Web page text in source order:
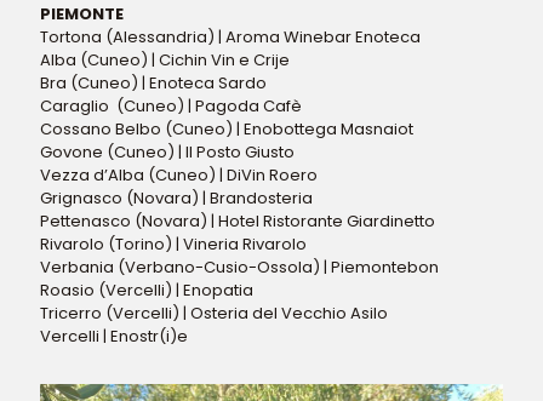
PIEMONTE
Tortona (Alessandria) | Aroma Winebar Enoteca
Alba (Cuneo) | Cichin Vin e Crije
Bra (Cuneo) | Enoteca Sardo
Caraglio (Cuneo) | Pagoda Cafè
Cossano Belbo (Cuneo) | Enobottega Masnaiot
Govone (Cuneo) | Il Posto Giusto
Vezza d’Alba (Cuneo) | DiVin Roero
Grignasco (Novara) | Brandosteria
Pettenasco (Novara) | Hotel Ristorante Giardinetto
Rivarolo (Torino) | Vineria Rivarolo
Verbania (Verbano-Cusio-Ossola) | Piemontebon
Roasio (Vercelli) | Enopatia
Tricerro (Vercelli) | Osteria del Vecchio Asilo
Vercelli | Enostr(i)e